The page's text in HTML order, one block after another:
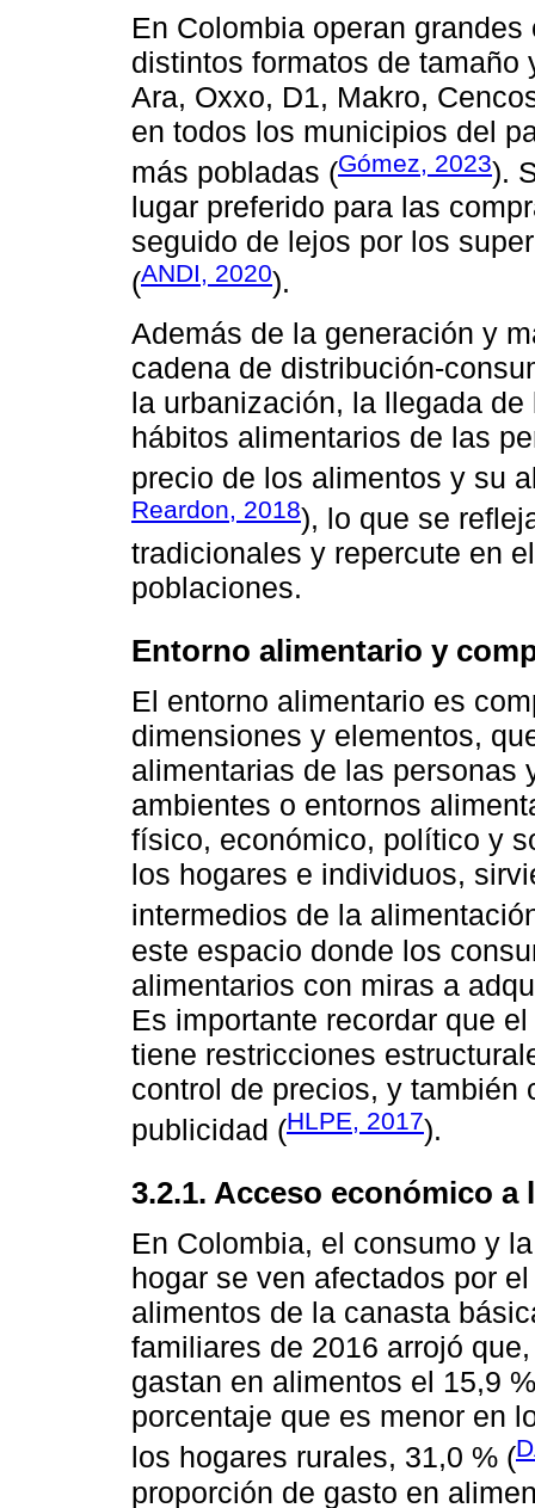
En Colombia operan
distintos formatos de
Ara, Oxxo, D1, Makro,
en todos los municipios del
más pobladas (Gómez, 2023).
lugar preferido para las
seguido de lejos por los
(ANDI, 2020).
Además de la generación y
cadena de distribución-
la urbanización, la llegada
hábitos alimentarios de las
precio de los alimentos y su
Reardon, 2018), lo que se
tradicionales y repercute en
poblaciones.
Entorno alimentario y
El entorno alimentario es
dimensiones y elementos,
alimentarias de las personas
ambientes o entornos
físico, económico, político y
los hogares e individuos,
intermedios de la
este espacio donde los
alimentarios con miras a
Es importante recordar que
tiene restricciones
control de precios, y
publicidad (HLPE, 2017).
3.2.1. Acceso económico a
En Colombia, el consumo y
hogar se ven afectados por
alimentos de la canasta
familiares de 2016 arrojó
gastan en alimentos el 15,9
porcentaje que es menor en
los hogares rurales, 31,0 % (
proporción de gasto en